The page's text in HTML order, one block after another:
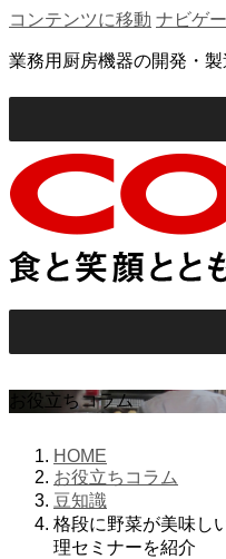
コンテンツに移動 ナビゲ
業務用厨房機器の開発・
お役立ちコラム
HOME
お役立ちコラム
豆知識
格段に野菜が美味し
理セミナーを紹介